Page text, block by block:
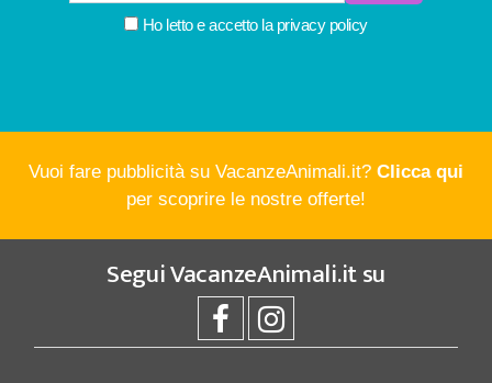
Ho letto e accetto laprivacy policy
Vuoi fare pubblicità su VacanzeAnimali.it? Clicca qui
per scoprire le nostre offerte!
SeguiVacanzeAnimali.itsu